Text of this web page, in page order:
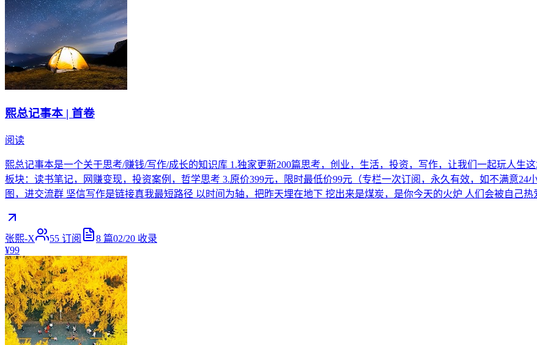
熙总记事本 | 首卷
阅读
熙总记事本是一个关于思考/赚钱/写作/成长的知识库 1.独家更新200篇思考，创业，生活，投资，写作，让我们一起玩人生
板块：读书笔记，网赚变现，投资案例，哲学思考 3.原价399元，限时最低价99元（专栏一次订阅，永久有效，如不满意24
图，进交流群 坚信写作是链接真我最短路径 以时间为轴，把昨天埋在地下 挖出来是煤炭，是你今天的火炉 人们会被自己
张熙-X 55 订阅 8 篇02/20 收录
¥99